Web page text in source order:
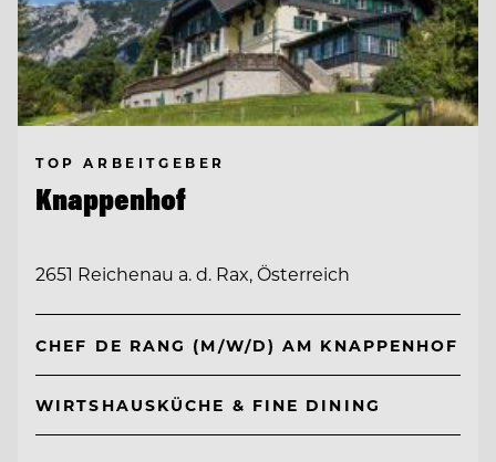
TOP ARBEITGEBER
Knappenhof
2651 Reichenau a. d. Rax, Österreich
CHEF DE RANG (M/W/D) AM KNAPPENHOF
WIRTSHAUSKÜCHE & FINE DINING